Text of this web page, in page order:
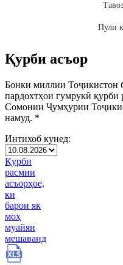
Пули
Қурби асъор
Бонки миллии Тоҷикистон
пардохтҳои гумрукӣ қурби
Сомонии Ҷумҳурии
намуд. *
Интихоб кунед:
Қурби
расмии
асъорҳое,
ки
барои як
моҳ
муайян
мешаванд